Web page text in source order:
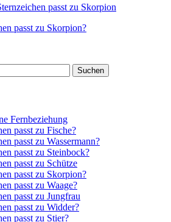
passt zu Skorpion?
Fernbeziehung
passt zu Fische?
passt zu Wassermann?
passt zu Steinbock?
passt zu Schütze
passt zu Skorpion?
passt zu Waage?
passt zu Jungfrau
passt zu Widder?
passt zu Stier?